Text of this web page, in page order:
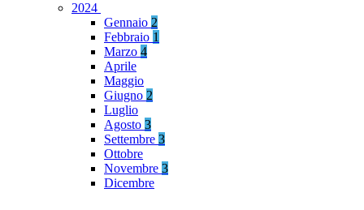
2024
Gennaio 2
Febbraio 1
Marzo 4
Aprile
Maggio
Giugno 2
Luglio
Agosto 3
Settembre 3
Ottobre
Novembre 3
Dicembre